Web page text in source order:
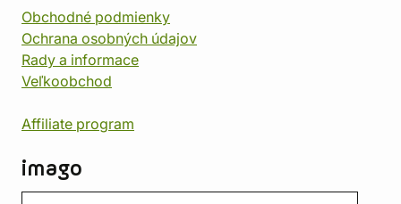
Obchodné podmienky
Ochrana osobných údajov
Rady a informace
Veľkoobchod
Affiliate program
imago